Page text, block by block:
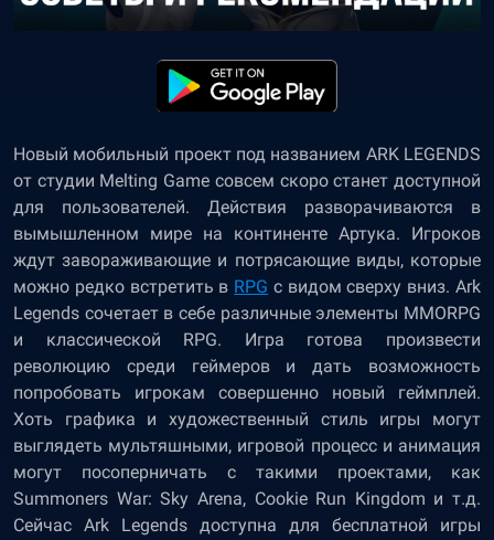
Новый мобильный проект под названием ARK LEGENDS
от студии Melting Game совсем скоро станет доступной
для пользователей. Действия разворачиваются в
вымышленном мире на континенте Артука. Игроков
ждут завораживающие и потрясающие виды, которые
можно редко встретить в RPG с видом сверху вниз. Ark
Legends сочетает в себе различные элементы MMORPG
и классической RPG. Игра готова произвести
революцию среди геймеров и дать возможность
попробовать игрокам совершенно новый геймплей.
Хоть графика и художественный стиль игры могут
выглядеть мультяшными, игровой процесс и анимация
могут посоперничать с такими проектами, как
Summoners War: Sky Arena, Cookie Run Kingdom и т.д.
Сейчас Ark Legends доступна для бесплатной игры